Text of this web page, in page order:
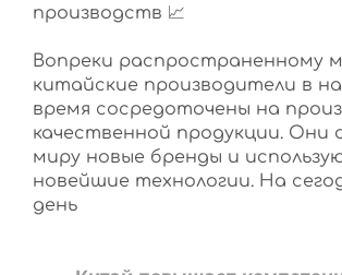
производств 📈
Вопреки распространенному
китайские производители в
время сосредоточены на
качественной продукции.
миру новые бренды и
новейшие технологии. На
день